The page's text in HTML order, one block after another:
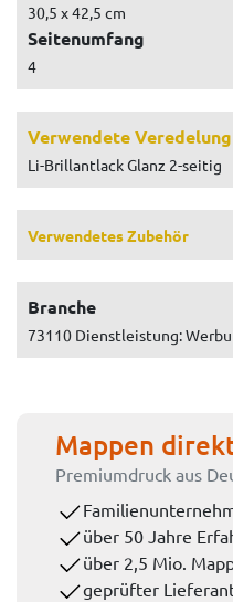
30,5 x 42,5 cm
Seitenumfang
4
Verwendete Veredelung
Li-Brillantlack Glanz 2-seitig
Verwendetes Zubehör
Branche
73110 Dienstleistung:
Mappen
Premiumdruck aus
über 50 Jahre
über 2,5 Mio.
geprüfter